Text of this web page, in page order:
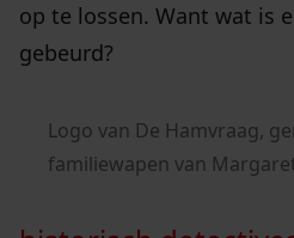
op te lossen. Want wat is
gebeurd?
Logo van De Hamvraag,
familiewapen van